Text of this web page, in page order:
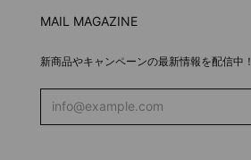
MAIL MAGAZINE
新商品やキャンペーンの最新情報を配信中！